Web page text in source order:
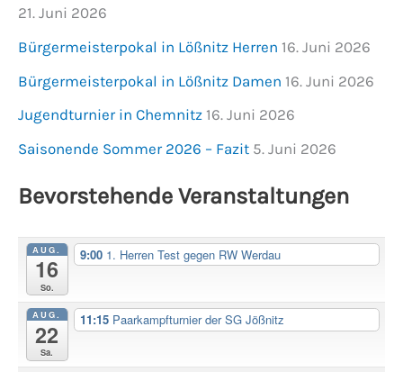
21. Juni 2026
Bürgermeisterpokal in Lößnitz Herren 16. Juni 2026
Bürgermeisterpokal in Lößnitz Damen 16. Juni 2026
Jugendturnier in Chemnitz 16. Juni 2026
Saisonende Sommer 2026 – Fazit 5. Juni 2026
Bevorstehende Veranstaltungen
AUG.
16
So.
9:00 1. Herren Test gegen RW Werdau
AUG.
22
Sa.
11:15 Paarkampfturnier der SG Jößnitz